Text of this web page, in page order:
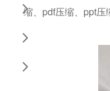
缩、pdf压缩、ppt